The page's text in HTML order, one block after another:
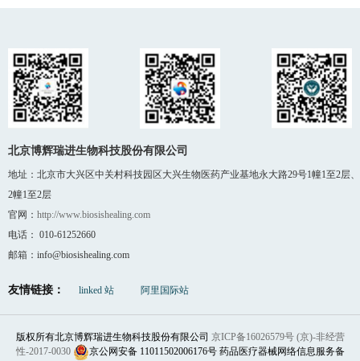
北京博辉瑞进生物科技股份有限公司
地址：北京市大兴区中关村科技园区大兴生物医药产业基地永大路29号1幢1至2层、
2幢1至2层
官网： http://www.biosishealing.com
电话： 010-61252660
邮箱：info@biosishealing.com
友情链接： linked 站 阿里国际站
版权所有北京博辉瑞进生物科技股份有限公司 京ICP备16026579号 (京)-非经营
性-2017-0030
京公网安备 11011502006176号 药品医疗器械网络信息服务备